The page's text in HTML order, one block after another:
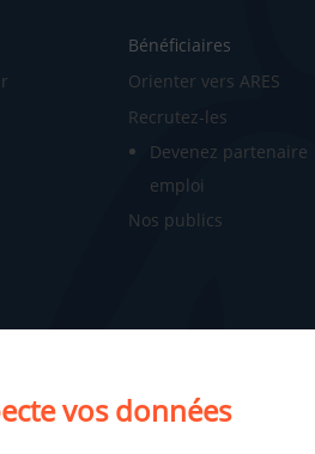
Bénéficiaires
Orienter vers ARES
Recrutez-les
Devenez partenaire
emploi
Nos publics
vos données